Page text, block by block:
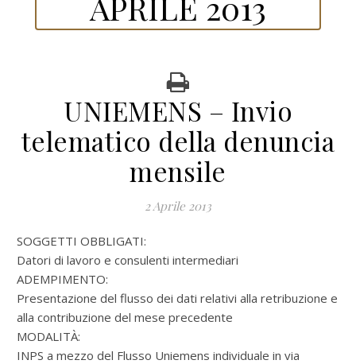
UNIEMENS – Invio
telematico della denuncia
mensile
2 Aprile 2013
SOGGETTI OBBLIGATI:
Datori di lavoro e consulenti intermediari
ADEMPIMENTO:
Presentazione del flusso dei dati relativi alla retribuzione e
alla contribuzione del mese precedente
MODALITÀ:
INPS a mezzo del Flusso Uniemens individuale in via